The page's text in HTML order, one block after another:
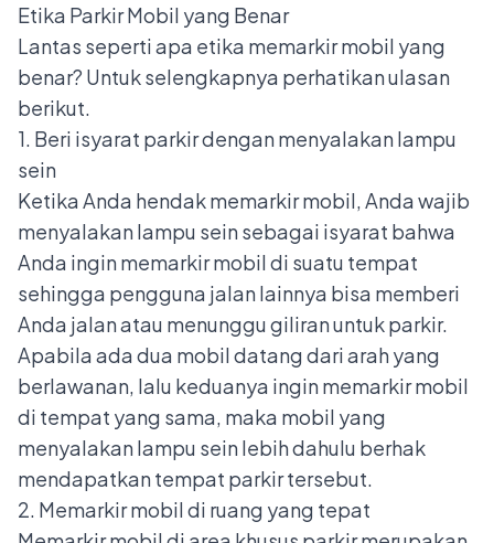
Etika Parkir Mobil yang Benar
Lantas seperti apa etika memarkir mobil yang
benar? Untuk selengkapnya perhatikan ulasan
berikut.
1. Beri isyarat parkir dengan menyalakan lampu
sein
Ketika Anda hendak memarkir mobil, Anda wajib
menyalakanlampu seinsebagai isyarat bahwa
Anda ingin memarkir mobil di suatu tempat
sehingga pengguna jalan lainnya bisa memberi
Anda jalan atau menunggu giliran untuk parkir.
Apabila ada dua mobil datang dari arah yang
berlawanan, lalu keduanya ingin memarkir mobil
di tempat yang sama, maka mobil yang
menyalakan lampu sein lebih dahulu berhak
mendapatkan tempat parkir tersebut.
2. Memarkir mobil di ruang yang tepat